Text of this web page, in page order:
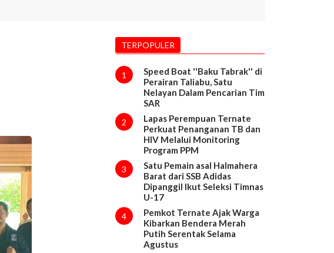
TERPOPULER
1
Speed Boat ''Baku Tabrak'' di
Perairan Taliabu, Satu
Nelayan Dalam Pencarian Tim
SAR
2
Lapas Perempuan Ternate
Perkuat Penanganan TB dan
HIV Melalui Monitoring
Program PPM
3
Satu Pemain asal Halmahera
Barat dari SSB Adidas
Dipanggil Ikut Seleksi Timnas
U-17
4
Pemkot Ternate Ajak Warga
Kibarkan Bendera Merah
Putih Serentak Selama
Agustus